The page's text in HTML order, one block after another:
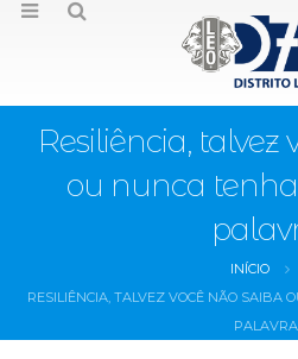
Resiliência, talvez
ou nunca tenha
INÍCIO
RESILIÊNCIA, TALVEZ VOCÊ NÃO SAIBA
PALAVRA